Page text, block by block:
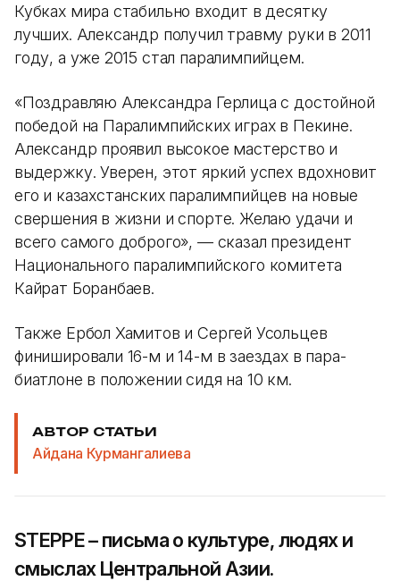
Кубках мира стабильно входит в десятку
лучших. Александр получил травму руки в 2011
году, а уже 2015 стал паралимпийцем.
«Поздравляю Александра Герлица с достойной
победой на Паралимпийских играх в Пекине.
Александр проявил высокое мастерство и
выдержку. Уверен, этот яркий успех вдохновит
его и казахстанских паралимпийцев на новые
свершения в жизни и спорте. Желаю удачи и
всего самого доброго», — сказал президент
Национального паралимпийского комитета
Кайрат Боранбаев.
Также Ербол Хамитов и Сергей Усольцев
финишировали 16-м и 14-м в заездах в пара-
биатлоне в положении сидя на 10 км.
АВТОР СТАТЬИ
Айдана Курмангалиева
STEPPE – письма о культуре, людях и
смыслах Центральной Азии.